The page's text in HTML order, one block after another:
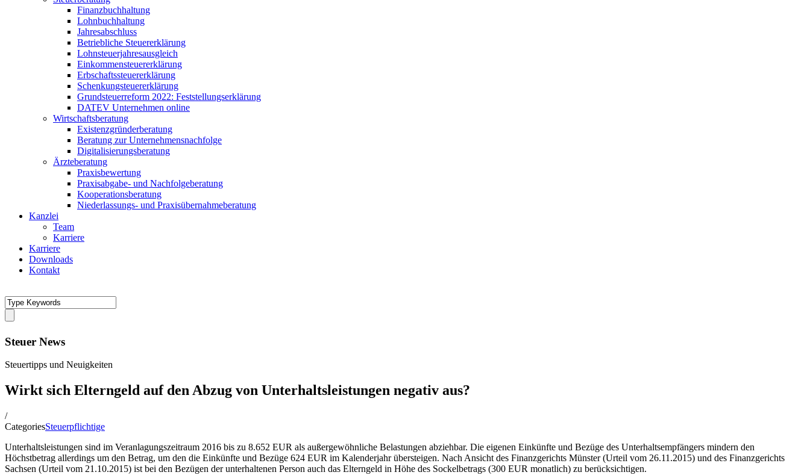
Finanzbuchhaltung
Lohnbuchhaltung
Jahresabschluss
Betriebliche Steuererklärung
Lohnsteuerjahresausgleich
Einkommensteuererklärung
Erbschaftssteuererklärung
Schenkungsteuererklärung
Grundsteuerreform 2022: Feststellungserklärung
DATEV Unternehmen online
Wirtschaftsberatung
Existenzgründerberatung
Beratung zur Unternehmensnachfolge
Digitalisierungsberatung
Ärzteberatung
Praxisbewertung
Praxisabgabe- und Nachfolgeberatung
Kooperationsberatung
Niederlassungs- und Praxisübernahmeberatung
Kanzlei
Team
Karriere
Karriere
Downloads
Kontakt
Steuer News
Steuertipps und Neuigkeiten
Wirkt sich Elterngeld auf den Abzug von Unterhaltsleistungen negativ aus?
/
CategoriesSteuerpflichtige
Unterhaltsleistungen sind im Veranlagungszeitraum 2016 bis zu 8.652 EUR als außergewöhnliche Belastungen abziehbar. Die eigenen Einkünfte und Bezüge des Unterhaltsempfängers mindern den
Höchstbetrag allerdings um den Betrag, um den die Einkünfte und Bezüge 624 EUR im Kalenderjahr übersteigen. Nach Ansicht des Finanzgerichts Münster (Urteil vom 26.11.2015) und des Finanzgerichts
Sachsen (Urteil vom 21.10.2015) ist bei den Bezügen der unterhaltenen Person auch das Elterngeld in Höhe des Sockelbetrags (300 EUR monatlich) zu berücksichtigen.